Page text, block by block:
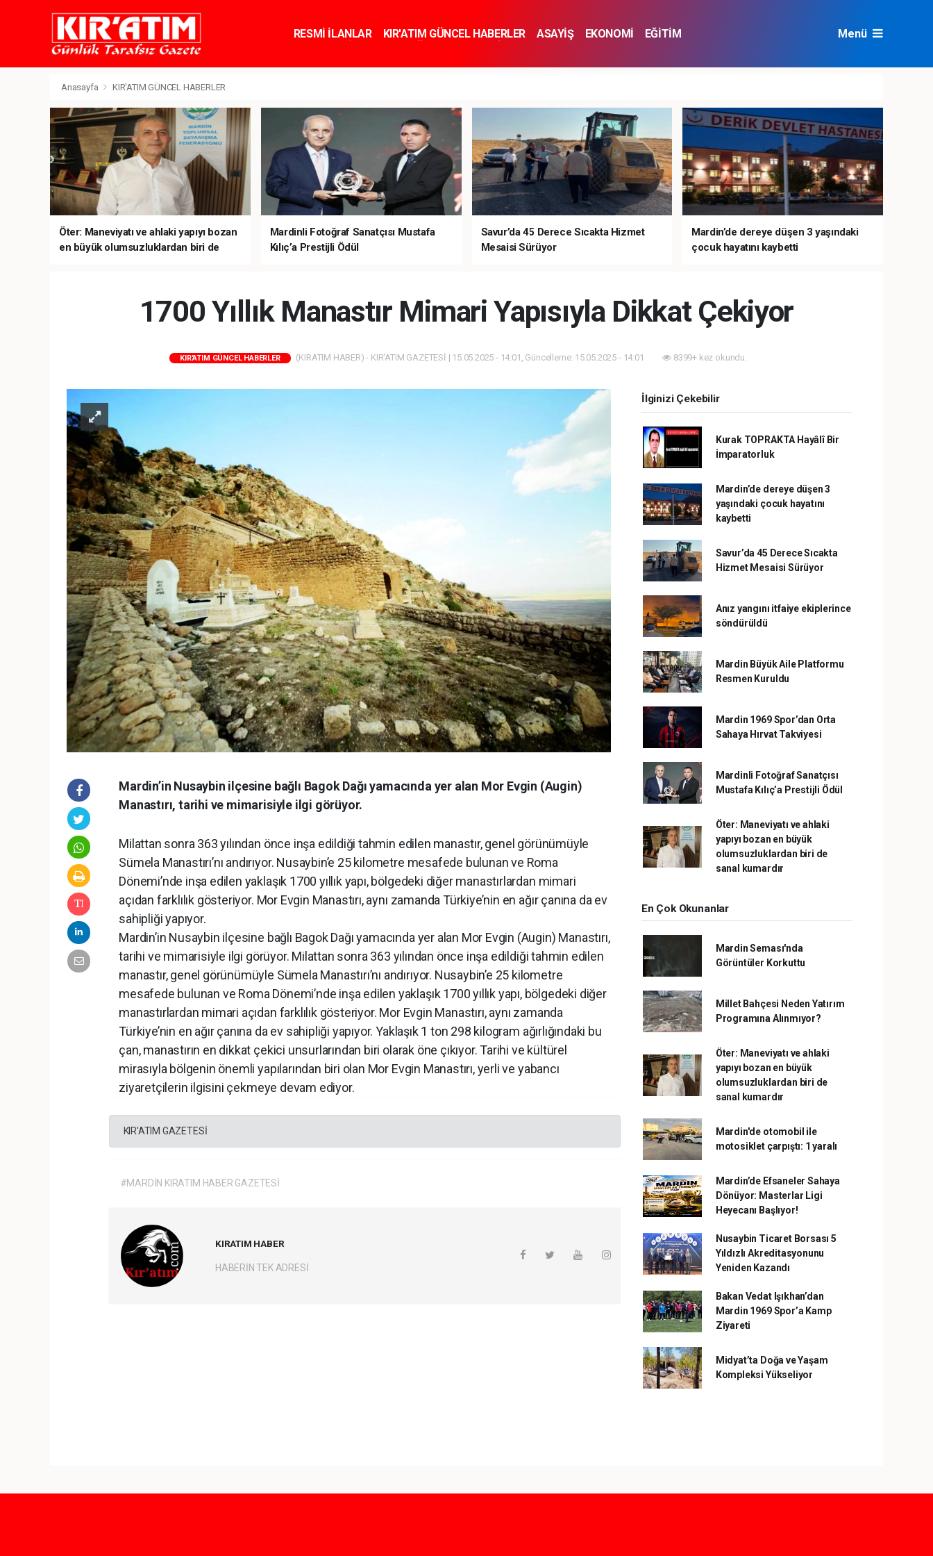
RESMİ İLANLAR KIR'ATIM GÜNCEL HABERLER ASAYİŞ EKONOMİ
EĞİTİM
Menü
Anasayfa KIR'ATIM GÜNCEL HABERLER
Öter: Maneviyatı ve ahlaki yapıyı bozan
en büyük olumsuzluklardan biri de
Mardinli Fotoğraf Sanatçısı Mustafa
Kılıç’a Prestijli Ödül
Savur’da 45 Derece Sıcakta Hizmet
Mesaisi Sürüyor
Mardin’de dereye düşen 3 yaşındaki
çocuk hayatını kaybetti
1700 Yıllık Manastır Mimari Yapısıyla Dikkat Çekiyor
KIR'ATIM GÜNCEL HABERLER (KIRATIM HABER) - KIR'ATIM GAZETESİ | 15.05.2025 - 14:01, Güncelleme: 15.05.2025 - 14:01 8399+ kez okundu.
Mardin’in Nusaybin ilçesine bağlı Bagok Dağı yamacında yer alan Mor Evgin (Augin)
Manastırı, tarihi ve mimarisiyle ilgi görüyor.
Milattan sonra 363 yılından önce inşa edildiği tahmin edilen manastır, genel görünümüyle
Sümela Manastırı’nı andırıyor. Nusaybin’e 25 kilometre mesafede bulunan ve Roma
Dönemi’nde inşa edilen yaklaşık 1700 yıllık yapı, bölgedeki diğer manastırlardan mimari
açıdan farklılık gösteriyor. Mor Evgin Manastırı, aynı zamanda Türkiye’nin en ağır çanına da ev
sahipliği yapıyor.
Mardin’in Nusaybin ilçesine bağlı Bagok Dağı yamacında yer alan Mor Evgin (Augin) Manastırı,
tarihi ve mimarisiyle ilgi görüyor. Milattan sonra 363 yılından önce inşa edildiği tahmin edilen
manastır, genel görünümüyle Sümela Manastırı’nı andırıyor. Nusaybin’e 25 kilometre
mesafede bulunan ve Roma Dönemi’nde inşa edilen yaklaşık 1700 yıllık yapı, bölgedeki diğer
manastırlardan mimari açıdan farklılık gösteriyor. Mor Evgin Manastırı, aynı zamanda
Türkiye’nin en ağır çanına da ev sahipliği yapıyor. Yaklaşık 1 ton 298 kilogram ağırlığındaki bu
çan, manastırın en dikkat çekici unsurlarından biri olarak öne çıkıyor. Tarihi ve kültürel
mirasıyla bölgenin önemli yapılarından biri olan Mor Evgin Manastırı, yerli ve yabancı
ziyaretçilerin ilgisini çekmeye devam ediyor.
KIR'ATIM GAZETESİ
#MARDİN KIRATIM HABER GAZETESİ
KIRATIM HABER
HABERİN TEK ADRESİ
İlginizi Çekebilir
Kurak TOPRAKTA Hayâlî Bir
İmparatorluk
Mardin’de dereye düşen 3
yaşındaki çocuk hayatını
kaybetti
Savur’da 45 Derece Sıcakta
Hizmet Mesaisi Sürüyor
Anız yangını itfaiye ekiplerince
söndürüldü
Mardin Büyük Aile Platformu
Resmen Kuruldu
Mardin 1969 Spor’dan Orta
Sahaya Hırvat Takviyesi
Mardinli Fotoğraf Sanatçısı
Mustafa Kılıç’a Prestijli Ödül
Öter: Maneviyatı ve ahlaki
yapıyı bozan en büyük
olumsuzluklardan biri de
sanal kumardır
En Çok Okunanlar
Mardin Seması'nda
Görüntüler Korkuttu
Millet Bahçesi Neden Yatırım
Programına Alınmıyor?
Öter: Maneviyatı ve ahlaki
yapıyı bozan en büyük
olumsuzluklardan biri de
sanal kumardır
Mardin'de otomobil ile
motosiklet çarpıştı: 1 yaralı
Mardin’de Efsaneler Sahaya
Dönüyor: Masterlar Ligi
Heyecanı Başlıyor!
Nusaybin Ticaret Borsası 5
Yıldızlı Akreditasyonunu
Yeniden Kazandı
Bakan Vedat Işıkhan’dan
Mardin 1969 Spor’a Kamp
Ziyareti
Midyat’ta Doğa ve Yaşam
Kompleksi Yükseliyor